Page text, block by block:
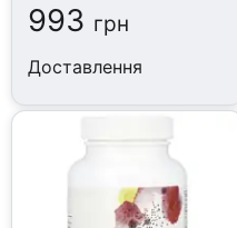
993 грн
Доставлення